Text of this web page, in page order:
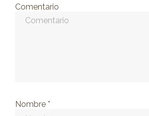
Comentario
Nombre *